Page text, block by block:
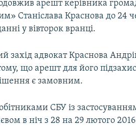
арешт керівника
Станіслава Краснова до 24
у вівторок вранці.
захід адвокат Краснова
що арешт для його
є замовним.
СБУ із
в ніч з 28 на 29 лютого